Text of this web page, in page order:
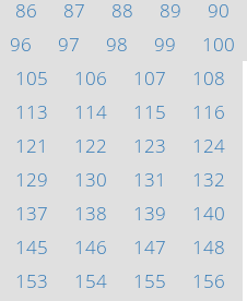
86 87 88 89
90
96 97 98 99
100
105 106 107
108
113 114 115
116
121 122 123
124
129 130 131
132
137 138 139
140
145 146 147
148
153 154 155
156